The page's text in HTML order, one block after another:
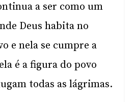
a ser como um
Deus habita no
e nela se cumpre a
é a figura do povo
todas as lágrimas.